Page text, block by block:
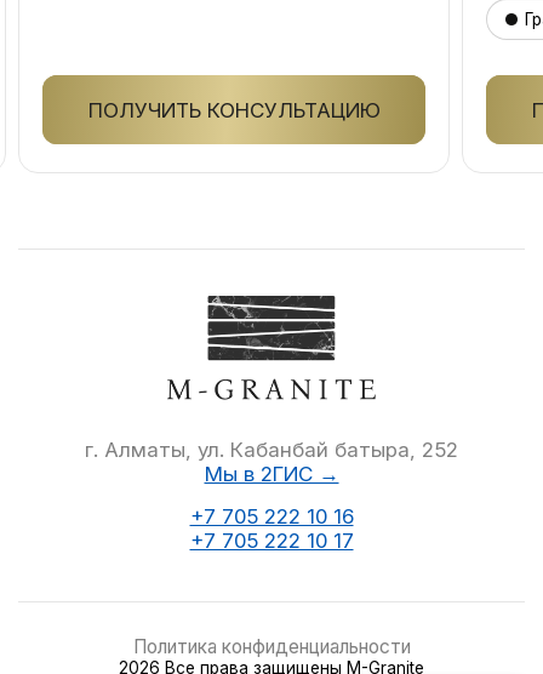
ПОЛУЧИТЬ КОНСУЛЬТАЦИЮ
г. Алматы, ул. Кабанбай батыра, 252
Мы в 2ГИС →
+7 705 222 10 16
+7 705 222 10 17
2026 Все права защищены M-Granite
Политика конфиденциальности